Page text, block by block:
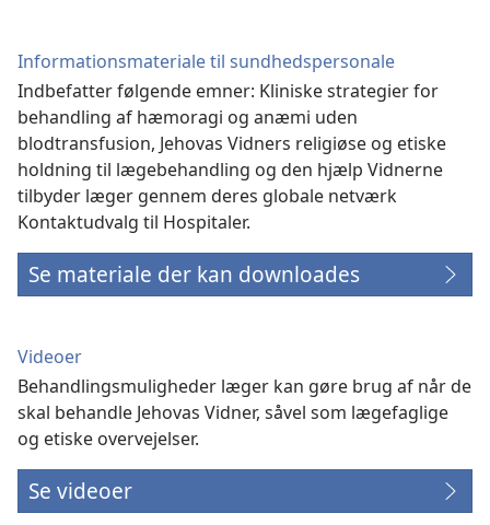
Informationsmateriale til sundhedspersonale
Indbefatter følgende emner: Kliniske strategier for
behandling af hæmoragi og anæmi uden
blodtransfusion, Jehovas Vidners religiøse og etiske
holdning til lægebehandling og den hjælp Vidnerne
tilbyder læger gennem deres globale netværk
Kontaktudvalg til Hospitaler.
Se materiale der kan downloades
Videoer
Behandlingsmuligheder læger kan gøre brug af når de
skal behandle Jehovas Vidner, såvel som lægefaglige
og etiske overvejelser.
Se videoer